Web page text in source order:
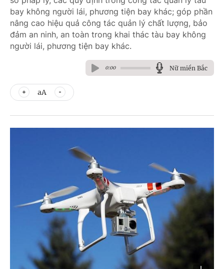
bay không người lái, phương tiện bay khác; góp phần
nâng cao hiệu quả công tác quản lý chất lượng, bảo
đảm an ninh, an toàn trong khai thác tàu bay không
người lái, phương tiện bay khác.
0:00 Nữ miền Bắc
aA